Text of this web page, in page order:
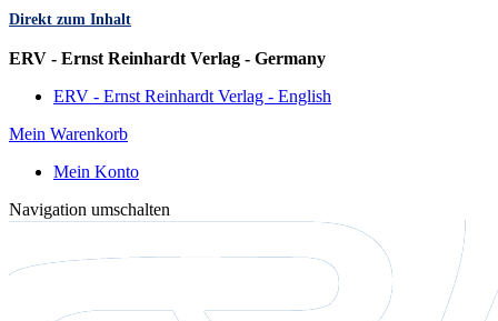
Direkt zum Inhalt
ERV - Ernst Reinhardt Verlag - Germany
ERV - Ernst Reinhardt Verlag - English
Mein Warenkorb
Mein Konto
Navigation umschalten